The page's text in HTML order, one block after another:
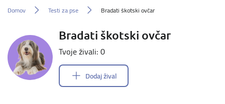
Domov Testi za pse Bradati škotski ovčar
Bradati škotski ovčar
Tvoje živali: 0
Dodaj žival